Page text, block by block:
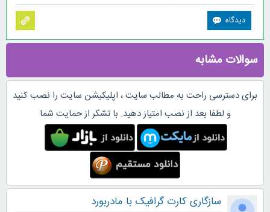
سوالات مشابه
برای دسترسی راحت به مطالب سایت ، اپلیکیشن سایت را نصب کنید
و لطفا بعد از نصب امتیاز دهید. با تشکر از حمایت شما
سازگاری کارت گرافیک با مادربورد